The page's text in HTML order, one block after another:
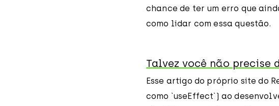
chance de ter um erro que
como lidar com essa questão.
Talvez você não precise
Esse artigo do próprio site do
como `useEffect`) ao